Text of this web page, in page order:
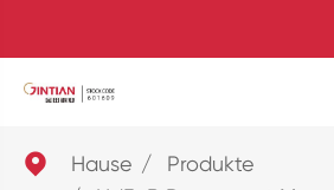
 Hause
Produkte